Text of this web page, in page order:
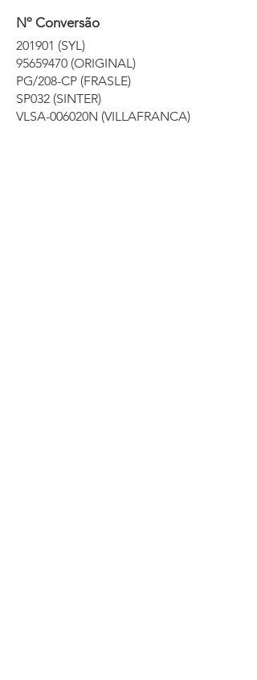
Nº Conversão
201901 (SYL)
95659470 (ORIGINAL)
PG/208-CP (FRASLE)
SP032 (SINTER)
VLSA-006020N (VILLAFRANCA)